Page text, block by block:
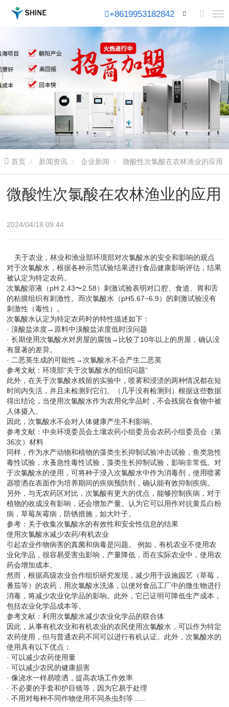
+8619953182842
首页 新闻资讯 企业新闻 微酸性次氯酸在农林渔业的应用
微酸性次氯酸在农林渔业的应用
2024/04/18 09:44
关于农业，林业和渔业部环境部对次氯酸水的安全和影响的观点
对于次氯酸水，根据各种示范试验结果进行食品健康影响评估，结果
被认定为特定农药。
次氯酸溶液（pH 2.43〜2.58）刺激试验表明对口腔、食道、胃和舌
的粘膜组织有刺激性。而次氯酸水（pH5.67~6.9）的刺激试验没有
刺激性（毒性）。
次氯酸水认定为特定农药时的特性描述如下：
· 溴酸盐浓度→原料中溴酸盐浓度低时没问题
· 长期使用次氯酸水对房屋的腐蚀→比较了10年以上的房屋，确认没
有显著的差异。
· 二恶英生成的可能性→次氯酸水不会产生二恶英
参考文献：环境部“关于次氯酸水的组织问题”
此外，在关于次氯酸水残留的实验中，喷雾和浸渍的两种情况都在短
时间内失活，并且未检测到它们。（几乎没有检测到）根据这些数据
得出结论，当使用次氯酸水作为农用化学品时，不会残留在食物中被
人体摄入。
因此，次氯酸水不会对人体健康产生不利影响。
参考文献：中央环境委员会土壤农药小组委员会农药小组委员会（第
36次）材料
同样，作为水产动物和植物的藻类生长抑制试验冲击试验，鱼类急性
毒性试验，水蚤急性毒性试验，藻类生长抑制试验，影响非常低。对
于次氯酸水的使用，可将种子浸入次氯酸水中作为消毒剂，使用喷雾
器喷洒在表面作为培养期间的疾病预防剂，确认能有效抑制疾病。
另外，与无农药区对比，次氯酸有更大的优点，能够控制疾病，对于
植物的收成没有影响，还会增加产量。认为它可以用作对抗黄瓜白粉
病，草莓灰霉病，防锈措施，如大叶子。
参考：关于收集次氯酸水的有效性和安全性信息的结果
使用次氯酸水减少农药/有机农业
引起农业作物病害的真菌和病毒是问题。 例如，有机农业不使用农
业化学品，很容易受害虫影响，产量降低，而在实际农业中，使用农
药会增加成本。
然而，根据高级农业合作组织研究发现，减少用于设施园艺（草莓，
番茄等）的农药，用次氯酸水洗涤，以便对食品工厂中的微生物进行
消毒，将减少农业化学品的影响。此外，它已证明可降低生产成本，
包括农业化学品成本等。
参考文献：利用次氯酸水减少农业化学品的联合体
因此，从事有机农业和有机农业的农民使用次氯酸水，可以作为特定
农药使用，但与普通农药不同可以进行有机认证。此外，次氯酸水的
使用具有以下优点：
· 可以减少农药使用量
· 可以减少农民的健康损害
· 像浇水一样易喷洒，提高农场工作效率
· 不必要的手套和护目镜等，因为它易于处理
· 不用对每种不同作物使用不同杀虫剂等......